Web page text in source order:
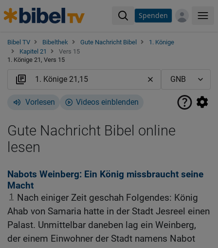
Spenden
Bibel TV Bibelthek Gute Nachricht Bibel
1. Könige
Kapitel 21
Vers 15
1. Könige 21, Vers 15
Vorlesen Videos einblenden
Gute Nachricht Bibel online
lesen
Nabots Weinberg: Ein König missbraucht seine
Macht
1
Nach einiger Zeit geschah Folgendes: König
Ahab von Samaria hatte in der Stadt Jesreel einen
Palast. Unmittelbar daneben lag ein Weinberg,
der einem Einwohner der Stadt namens Nabot